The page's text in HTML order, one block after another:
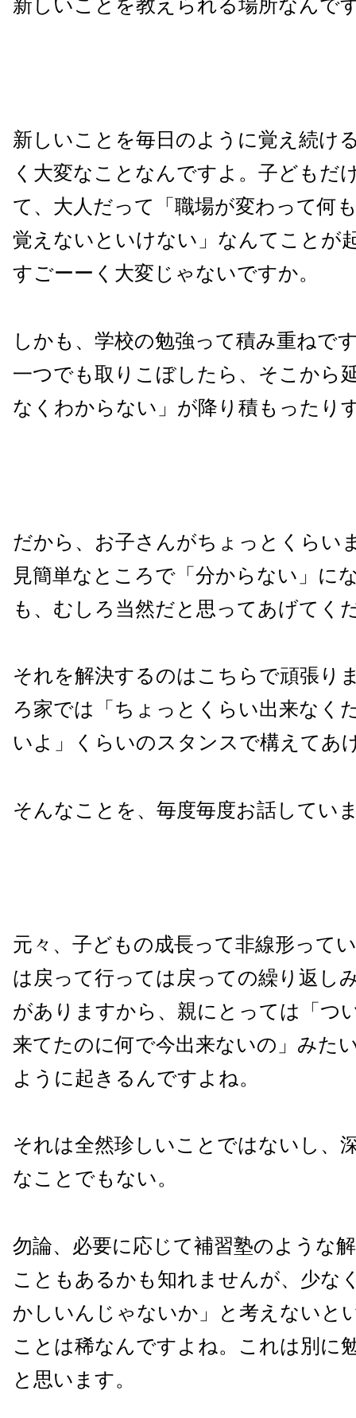
新しいことを教えられる場所なんで
新しいことを毎日のように覚え続け
く大変なことなんですよ。子どもだ
て、大人だって「職場が変わって何
覚えないといけない」なんてことが
すごーーく大変じゃないですか。
しかも、学校の勉強って積み重ねで
一つでも取りこぼしたら、そこから
なくわからない」が降り積もったり
だから、お子さんがちょっとくらい
見簡単なところで「分からない」に
も、むしろ当然だと思ってあげてく
それを解決するのはこちらで頑張り
ろ家では「ちょっとくらい出来なく
いよ」くらいのスタンスで構えてあ
そんなことを、毎度毎度お話してい
元々、子どもの成長って非線形って
は戻って行っては戻っての繰り返し
がありますから、親にとっては「つ
来てたのに何で今出来ないの」みた
ように起きるんですよね。
それは全然珍しいことではないし、
なことでもない。
勿論、必要に応じて補習塾のような
こともあるかも知れませんが、少な
かしいんじゃないか」と考えないと
ことは稀なんですよね。これは別に
と思います。